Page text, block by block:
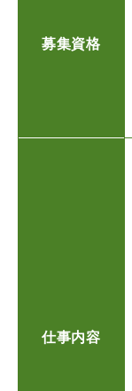
募集資格
仕事内容